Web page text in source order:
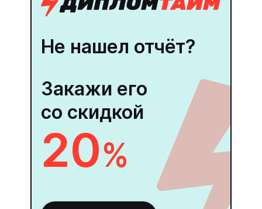
Не нашел отчёт?
Закажи его
со скидкой
20%